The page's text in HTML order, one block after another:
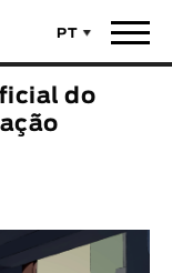
PT
do